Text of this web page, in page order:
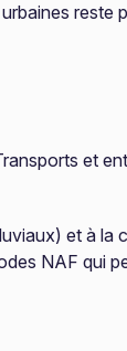
reste
et
et à la
NAF qui